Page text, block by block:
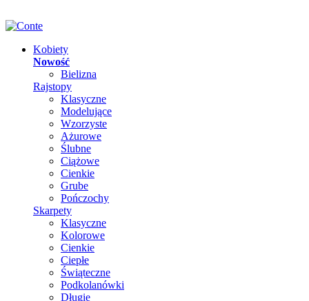
Kobiety
Nowość
Bielizna
Rajstopy
Klasyczne
Modelujące
Wzorzyste
Ażurowe
Ślubne
Ciążowe
Cienkie
Grube
Pończochy
Skarpety
Klasyczne
Kolorowe
Cienkie
Ciepłe
Świąteczne
Podkolanówki
Długie